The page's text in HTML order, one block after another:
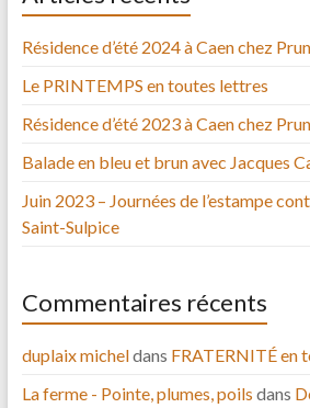
Résidence d’été 2024 à Caen chez
Le PRINTEMPS en toutes lettres
Résidence d’été 2023 à Caen chez
Balade en bleu et brun avec Jacques
Juin 2023 – Journées de l’estampe
Saint-Sulpice
Commentaires récents
duplaix micheldans FRATERNITÉ en
La ferme - Pointe, plumes, poils dans